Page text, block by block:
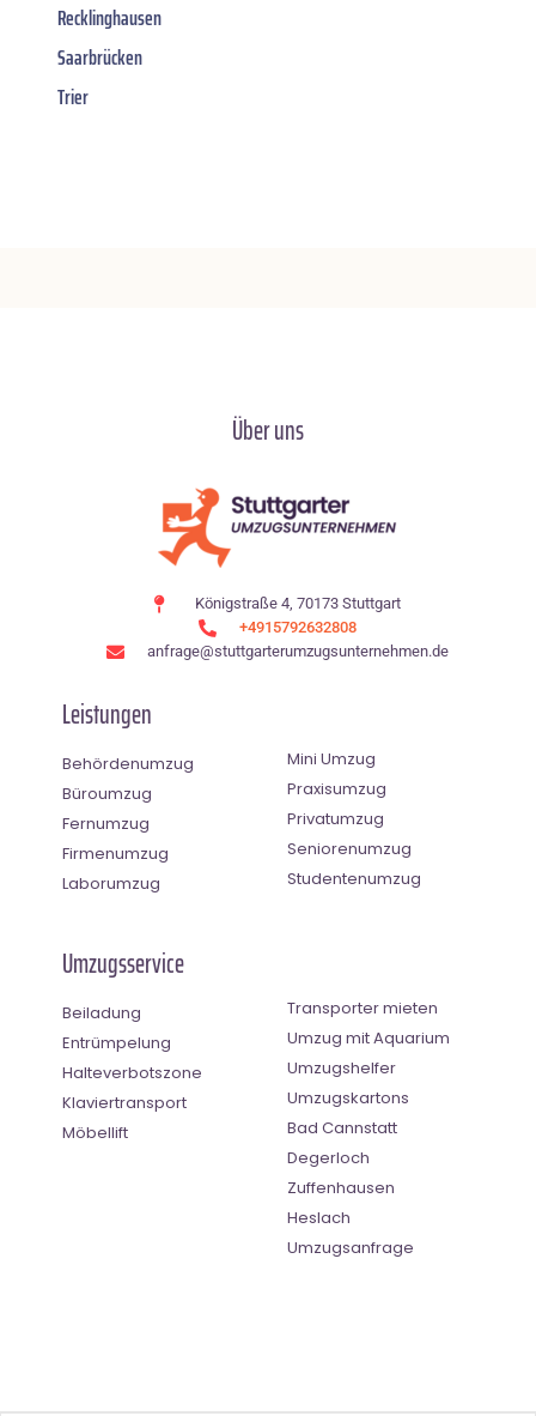
Recklinghausen
Saarbrücken
Trier
Über uns
Königstraße 4, 70173 Stuttgart
+4915792632808
anfrage@stuttgarterumzugsunternehmen.de
Leistungen
Behördenumzug
Büroumzug
Fernumzug
Firmenumzug
Laborumzug
Mini Umzug
Praxisumzug
Privatumzug
Seniorenumzug
Studentenumzug
Umzugsservice
Beiladung
Entrümpelung
Halteverbotszone
Klaviertransport
Möbellift
Transporter mieten
Umzug mit Aquarium
Umzugshelfer
Umzugskartons
Bad Cannstatt
Degerloch
Zuffenhausen
Heslach
Umzugsanfrage